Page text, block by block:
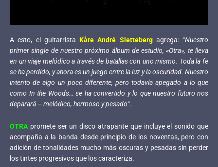
A esto, el guitarrista Kåre André Slettebergagrega: “Nuestro
primer single de nuestro próximo álbum de estudio, «Otra», te lleva
en un viaje melódico a través de batallas con uno mismo. Toda la fe
se ha perdido, y ahora es un juego entre la luz y la oscuridad. Nuestro
intento de algo un poco diferente, pero todavía apegado a lo que
como In the Woods… se ha convertido y lo que nuestro futuro nos
deparará – melódico, hermoso y pesado“.
OTRA promete ser un disco atrapante que incluye el sonido que
acompaña a la banda desde principio de los noventas, pero con
adición de tonalidades mucho más oscuras y pesadas sin perder
los tintes progresivos que los caracteriza.